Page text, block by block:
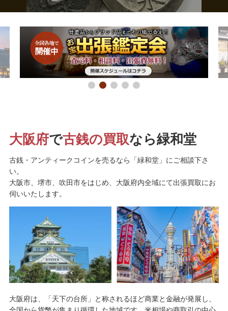
大阪府で古銭の買取なら緑和堂
古銭・アンティークコインを売るなら「緑和堂」にご相談下さ
い。
大阪市、堺市、吹田市をはじめ、大阪府内全域にて出張買取にお
伺いいたします。
大阪府は、「天下の台所」と称されるほど商業と金融が発展し、